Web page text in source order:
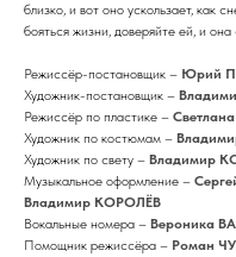
близко, и вот оно ускользает, как
бояться жизни, доверяйте ей, и
Режиссёр-постановщик – Юрий
Художник-постановщик –
Режиссёр по пластике –
Художник по костюмам –
Художник по свету – Владимир
Музыкальное оформление –
Владимир КОРОЛЁВ
Вокальные номера – Вероника
Помощник режиссёра – Роман